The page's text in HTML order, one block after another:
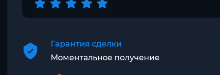
Гарантия сделки
Моментальное получение